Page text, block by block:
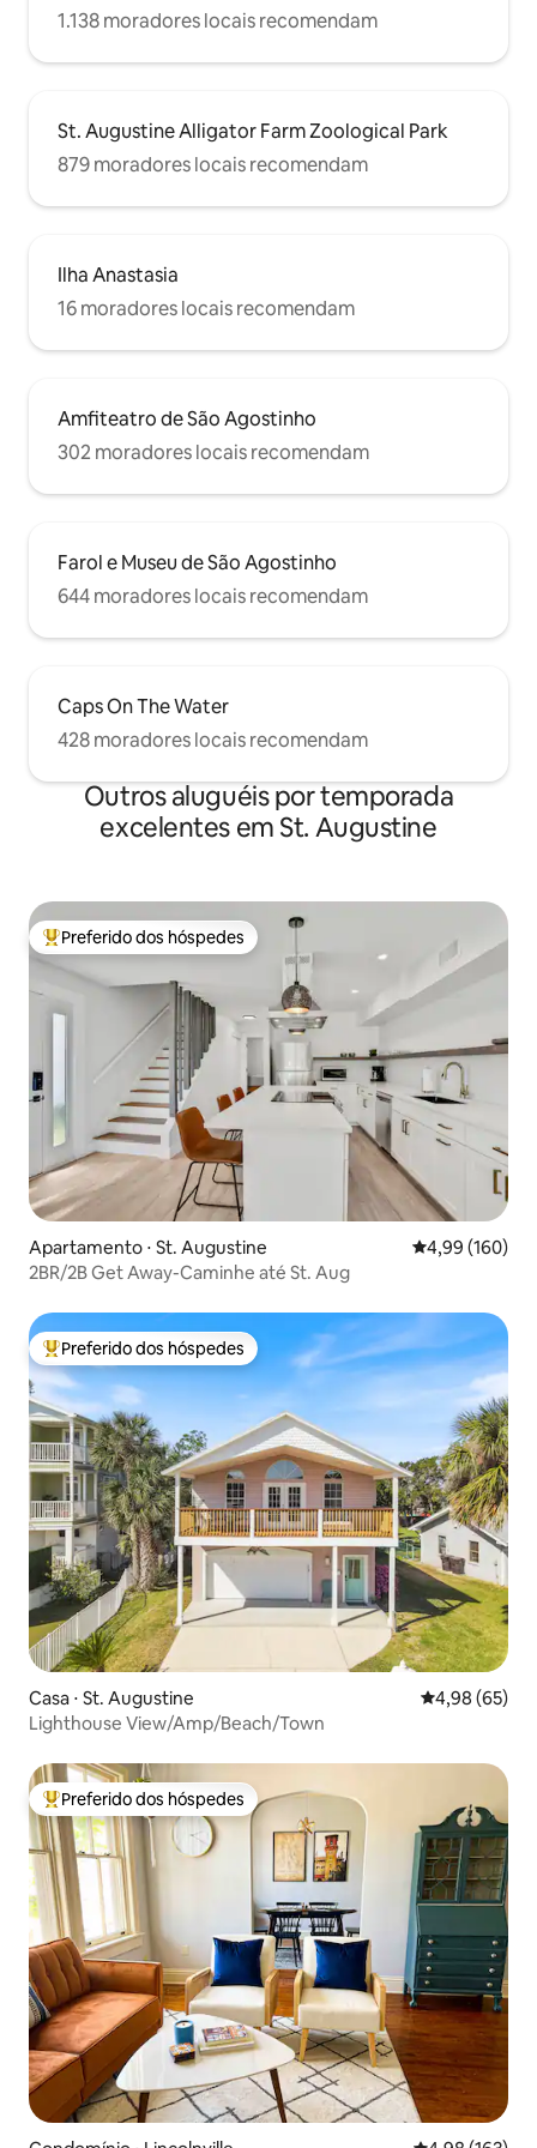
1.138 moradores locais recomendam
St. Augustine Alligator Farm Zoological Park
879 moradores locais recomendam
Ilha Anastasia
16 moradores locais recomendam
Amfiteatro de São Agostinho
302 moradores locais recomendam
Farol e Museu de São Agostinho
644 moradores locais recomendam
Caps On The Water
428 moradores locais recomendam
Outros aluguéis por temporada
excelentes em St. Augustine
Entre os melhores preferidos dos hóspedes
Preferido dos hóspedes
Apartamento ⋅ St. Augustine 4,99 de uma
4,99 (160)
2BR/2B Get Away-Caminhe até St. Aug
Entre os melhores preferidos dos hóspedes
Preferido dos hóspedes
Casa ⋅ St. Augustine 4,98 de uma
4,98 (65)
Lighthouse View/Amp/Beach/Town
Entre os melhores preferidos dos hóspedes
Preferido dos hóspedes